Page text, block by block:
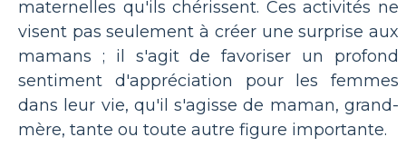
maternelles qu'ils chérissent. Ces activités ne
visent pas seulement à créer une surprise aux
mamans ; il s'agit de favoriser un profond
sentiment d'appréciation pour les femmes
dans leur vie, qu'il s'agisse de maman, grand-
mère, tante ou toute autre figure importante.